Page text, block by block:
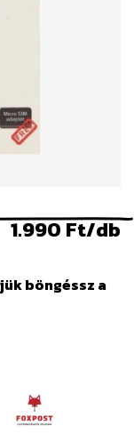
1.990 Ft/db
böngéssz a